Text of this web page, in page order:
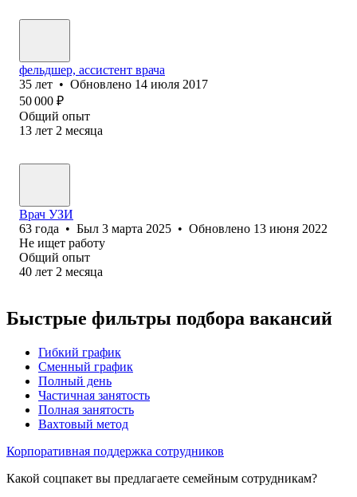
фельдшер, ассистент врача
35 лет • Обновлено 14 июля 2017
50 000 ₽
Общий опыт
13 лет 2 месяца
Врач УЗИ
63 года • Был 3 марта 2025 • Обновлено 13 июня 2022
Не ищет работу
Общий опыт
40 лет 2 месяца
Быстрые фильтры подбора вакансий
Гибкий график
Сменный график
Полный день
Частичная занятость
Полная занятость
Вахтовый метод
Корпоративная поддержка сотрудников
Какой соцпакет вы предлагаете семейным сотрудникам?